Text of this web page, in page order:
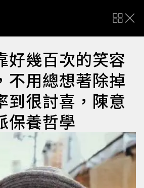
好幾百次的笑容
不用總想著除掉
到很討喜，陳意
保養哲學